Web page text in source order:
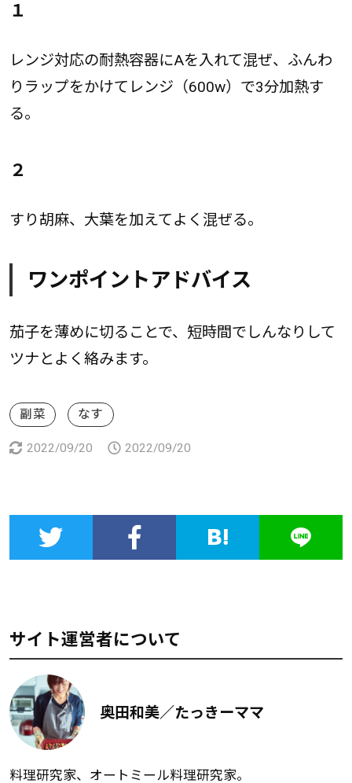
１
レンジ対応の耐熱容器にAを入れて混ぜ、ふんわ
りラップをかけてレンジ（600w）で3分加熱す
る。
２
すり胡麻、大葉を加えてよく混ぜる。
ワンポイントアドバイス
茄子を薄めに切ることで、短時間でしんなりして
ツナとよく絡みます。
副菜 なす
2022/09/20 2022/09/20
サイト運営者について
奥田和美／たっきーママ
料理研究家、オートミール料理研究家。